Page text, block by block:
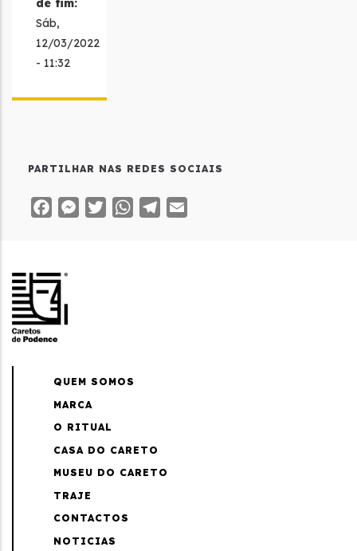
Sáb,
12/03/2022
- 11:32
PARTILHAR NAS REDES SOCIAIS
FacebookMessenger
TwitterWhatsAppTelegram
QUEM SOMOS
MARCA
O RITUAL
CASA DO CARETO
MUSEU DO CARETO
TRAJE
CONTACTOS
NOTICIAS